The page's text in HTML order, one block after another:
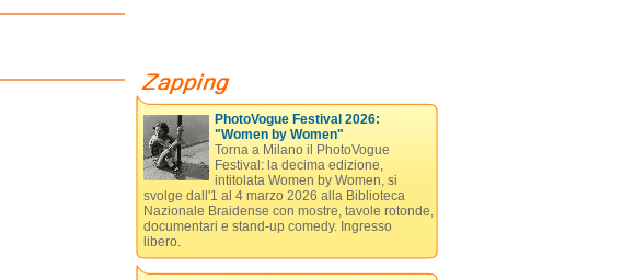
PhotoVogue Festival 2026:
"Women by Women"
Torna a Milano il PhotoVogue
Festival: la decima edizione,
intitolata Women by Women, si
svolge dall'1 al 4 marzo 2026 alla Biblioteca
Nazionale Braidense con mostre, tavole rotonde,
documentari e stand-up comedy. Ingresso
libero.